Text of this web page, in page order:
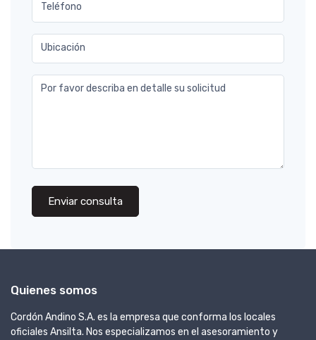
Teléfono
Ubicación
Por favor describa en detalle su solicitud
Enviar consulta
Quienes somos
Cordón Andino S.A. es la empresa que conforma los locales
oficiales Ansilta. Nos especializamos en el asesoramiento y